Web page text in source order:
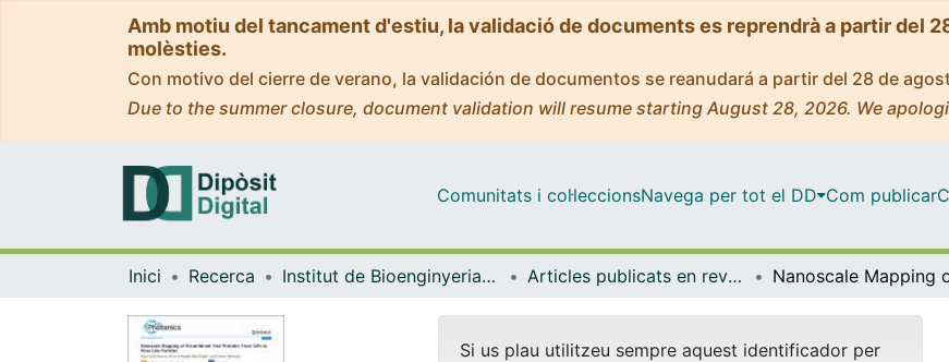
Amb motiu del tancament d'estiu, la validació de documents es reprendrà a partir del
molèsties.
Con motivo del cierre de verano, la validación de documentos se reanudará a partir del 28 de
Due to the summer closure, document validation will resume starting August 28, 2026. We
Comunitats i col·leccionsNavega per tot el DD Com publicar
Inici Recerca Institut de Bioenginyeria de Catalunya (IBEC) Articles publicats en revistes (Institut de Bioenginyeria de Catalunya (IBEC))
Si us plau utilitzeu sempre aquest identificador per